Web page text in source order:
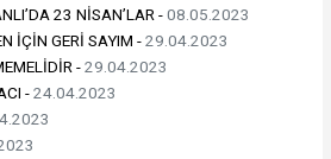
23 NİSAN’LAR -08.05.2023
İÇİN GERİ SAYIM -29.04.2023
-29.04.2023
-24.04.2023